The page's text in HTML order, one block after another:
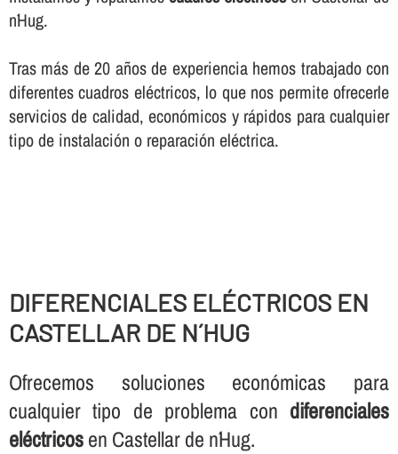
n´Hug.
Tras más de 20 años de experiencia hemos trabajado con
diferentes cuadros eléctricos, lo que nos permite ofrecerle
servicios de calidad, económicos y rápidos para cualquier
tipo de instalación o reparación eléctrica.
DIFERENCIALES ELÉCTRICOS EN
CASTELLAR DE N´HUG
Ofrecemos soluciones económicas para
cualquier tipo de problema con diferenciales
eléctricosen Castellar de n´Hug.